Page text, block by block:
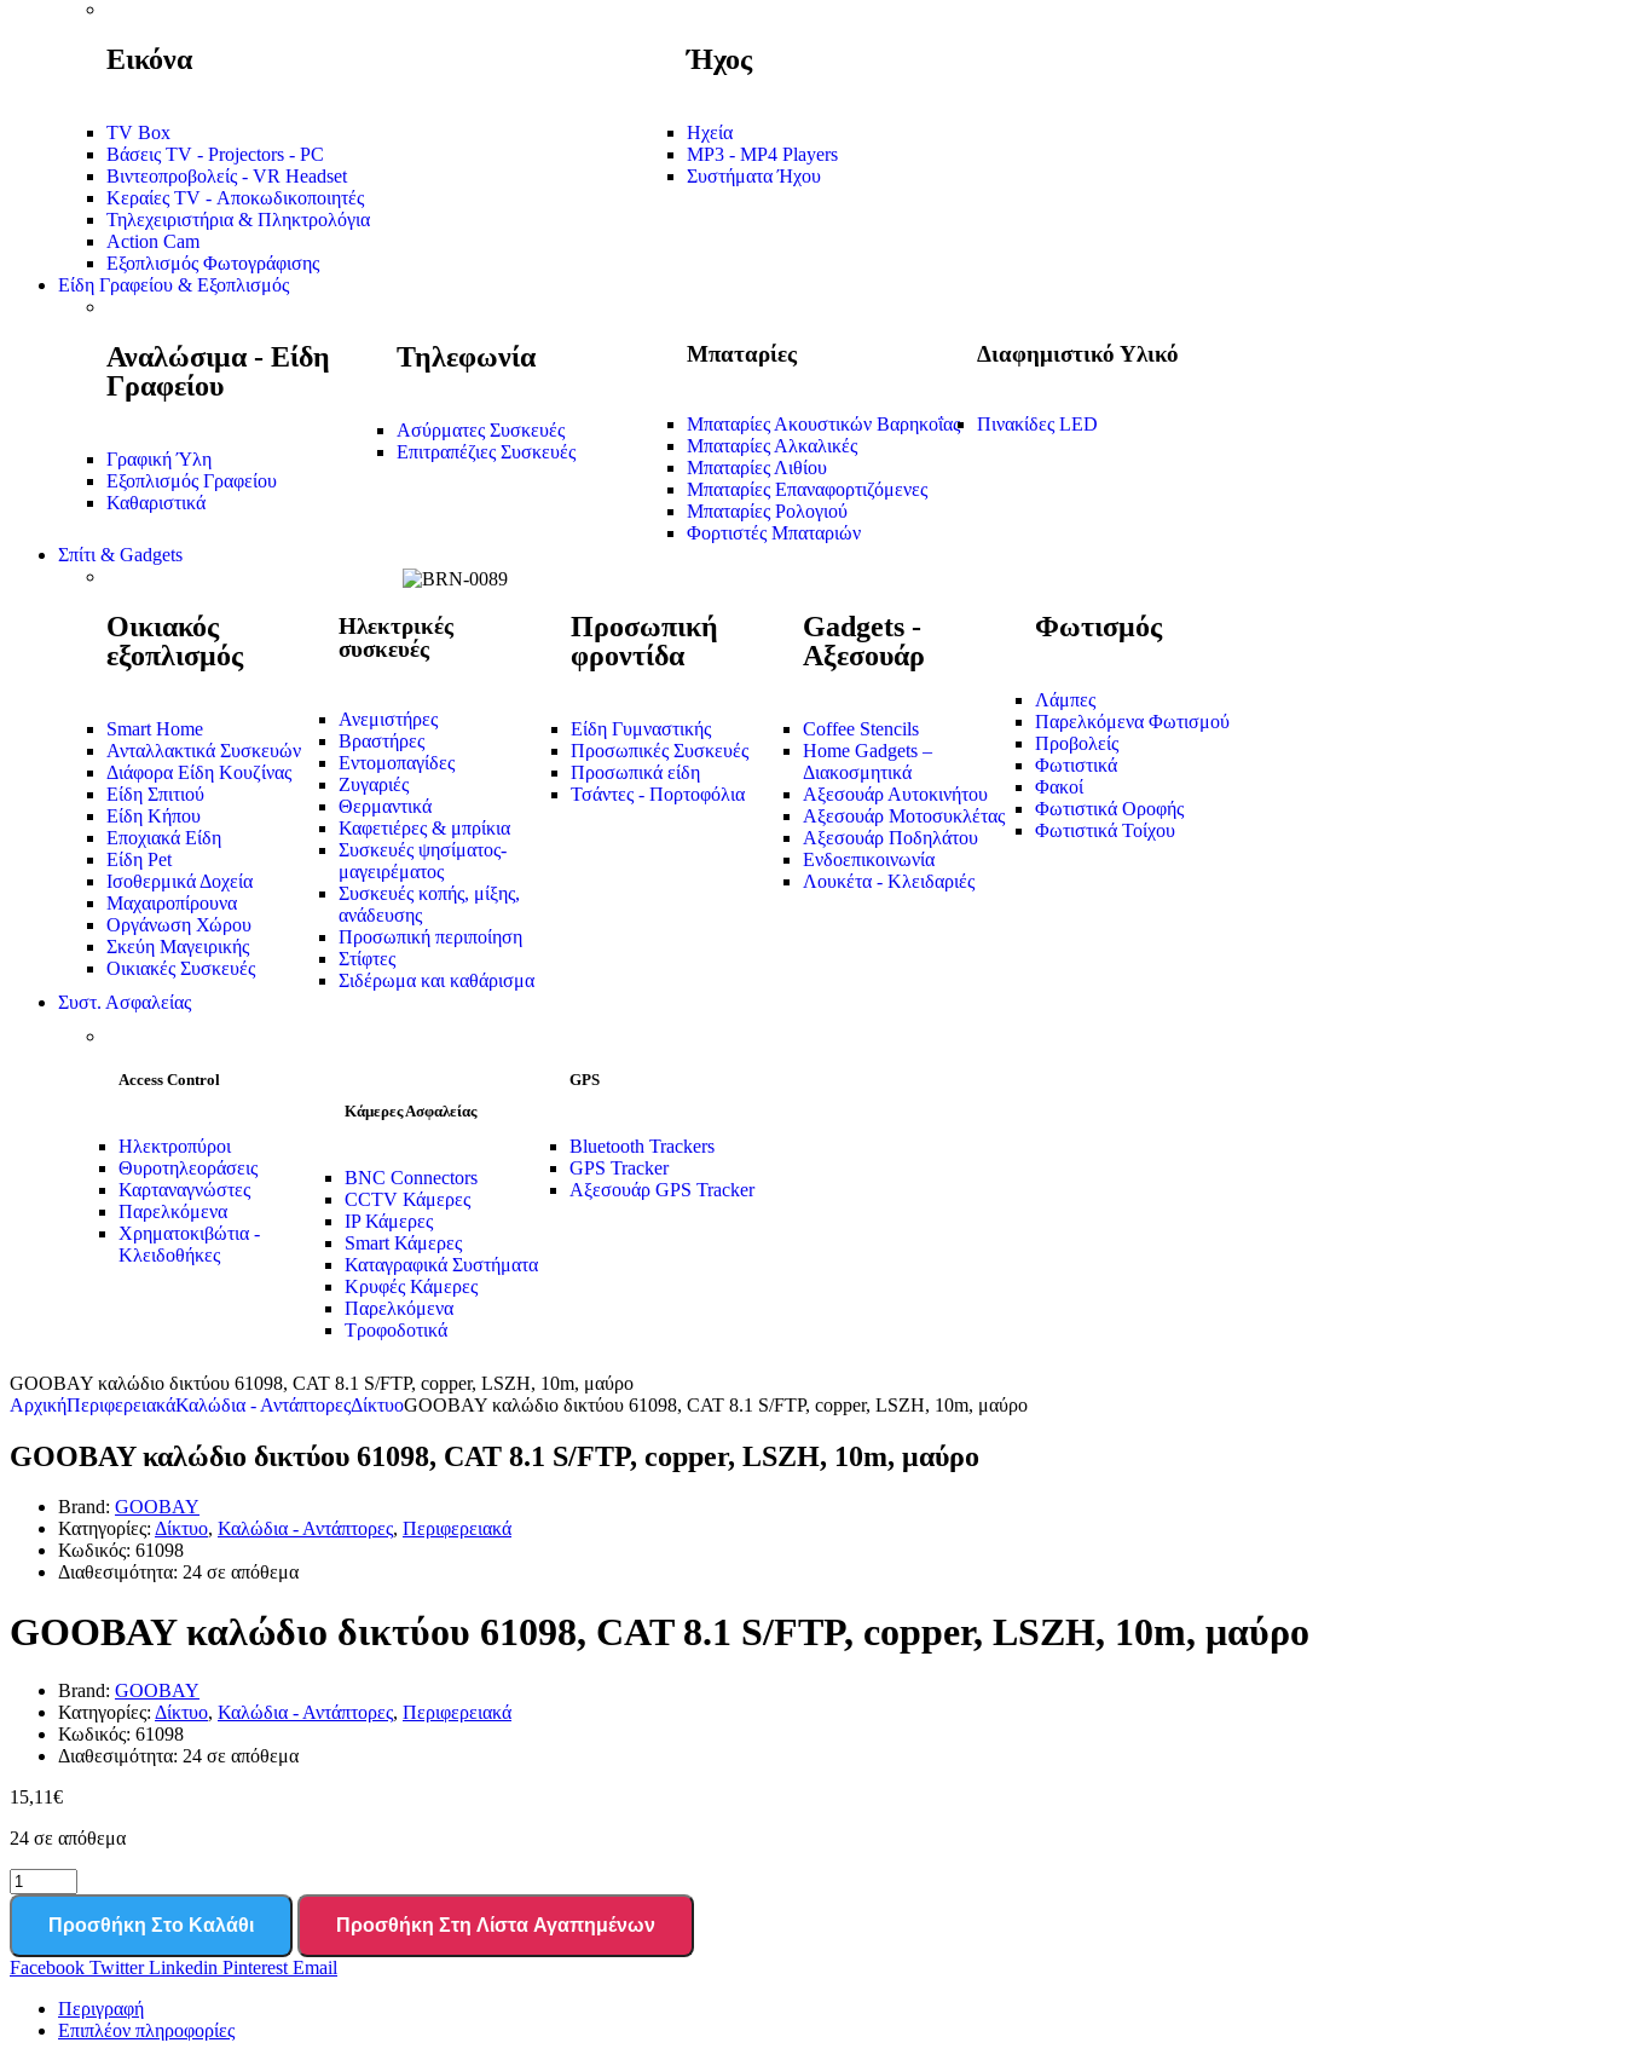
Εικόνα
TV Box
Βάσεις TV - Projectors - PC
Βιντεοπροβολείς - VR Headset
Κεραίες TV - Αποκωδικοποιητές
Τηλεχειριστήρια & Πληκτρολόγια
Action Cam
Εξοπλισμός Φωτογράφισης
Ήχος
Ηχεία
MP3 - MP4 Players
Συστήματα Ήχου
Είδη Γραφείου & Εξοπλισμός
Αναλώσιμα - Είδη
Γραφείου
Γραφική Ύλη
Εξοπλισμός Γραφείου
Καθαριστικά
Τηλεφωνία
Ασύρματες Συσκευές
Επιτραπέζιες Συσκευές
Μπαταρίες
Μπαταρίες Ακουστικών Βαρηκοΐας
Μπαταρίες Αλκαλικές
Μπαταρίες Λιθίου
Μπαταρίες Επαναφορτιζόμενες
Μπαταρίες Ρολογιού
Φορτιστές Μπαταριών
Διαφημιστικό Υλικό
Πινακίδες LED
Σπίτι & Gadgets
Οικιακός
εξοπλισμός
Smart Home
Ανταλλακτικά Συσκευών
Διάφορα Είδη Κουζίνας
Είδη Σπιτιού
Είδη Κήπου
Εποχιακά Είδη
Είδη Pet
Ισοθερμικά Δοχεία
Μαχαιροπίρουνα
Οργάνωση Χώρου
Σκεύη Μαγειρικής
Οικιακές Συσκευές
Ηλεκτρικές
συσκευές
Ανεμιστήρες
Βραστήρες
Εντομοπαγίδες
Ζυγαριές
Θερμαντικά
Καφετιέρες & μπρίκια
Συσκευές ψησίματος-
μαγειρέματος
Συσκευές κοπής, μίξης,
ανάδευσης
Προσωπική περιποίηση
Στίφτες
Σιδέρωμα και καθάρισμα
Προσωπική
φροντίδα
Είδη Γυμναστικής
Προσωπικές Συσκευές
Προσωπικά είδη
Τσάντες - Πορτοφόλια
Gadgets -
Αξεσουάρ
Coffee Stencils
Home Gadgets –
Διακοσμητικά
Αξεσουάρ Αυτοκινήτου
Αξεσουάρ Μοτοσυκλέτας
Αξεσουάρ Ποδηλάτου
Ενδοεπικοινωνία
Λουκέτα - Κλειδαριές
Φωτισμός
Λάμπες
Παρελκόμενα Φωτισμού
Προβολείς
Φωτιστικά
Φακοί
Φωτιστικά Οροφής
Φωτιστικά Τοίχου
Συστ. Ασφαλείας
Access Control
Ηλεκτροπύροι
Θυροτηλεοράσεις
Καρταναγνώστες
Παρελκόμενα
Χρηματοκιβώτια -
Κλειδοθήκες
Κάμερες Ασφαλείας
BNC Connectors
CCTV Κάμερες
IP Κάμερες
Smart Κάμερες
Καταγραφικά Συστήματα
Κρυφές Κάμερες
Παρελκόμενα
Τροφοδοτικά
GPS
Bluetooth Trackers
GPS Tracker
Αξεσουάρ GPS Tracker
GOOBAY καλώδιο δικτύου 61098, CAT 8.1 S/FTP, copper, LSZH, 10m, μαύρο
ΑρχικήΠεριφερειακάΚαλώδια - ΑντάπτορεςΔίκτυοGOOBAY καλώδιο δικτύου 61098, CAT 8.1 S/FTP, copper, LSZH, 10m, μαύρο
GOOBAY καλώδιο δικτύου 61098, CAT 8.1 S/FTP, copper, LSZH, 10m, μαύρο
Brand: GOOBAY
Κατηγορίες: Δίκτυο, Καλώδια - Αντάπτορες, Περιφερειακά
Κωδικός: 61098
Διαθεσιμότητα: 24 σε απόθεμα
GOOBAY καλώδιο δικτύου 61098, CAT 8.1 S/FTP, copper, LSZH, 10m, μαύρο
Brand: GOOBAY
Κατηγορίες: Δίκτυο, Καλώδια - Αντάπτορες, Περιφερειακά
Κωδικός: 61098
Διαθεσιμότητα: 24 σε απόθεμα
15,11€
24 σε απόθεμα
Προσθήκη Στο Καλάθι Προσθήκη Στη Λίστα Αγαπημένων
Facebook Twitter Linkedin Pinterest Email
Περιγραφή
Επιπλέον πληροφορίες